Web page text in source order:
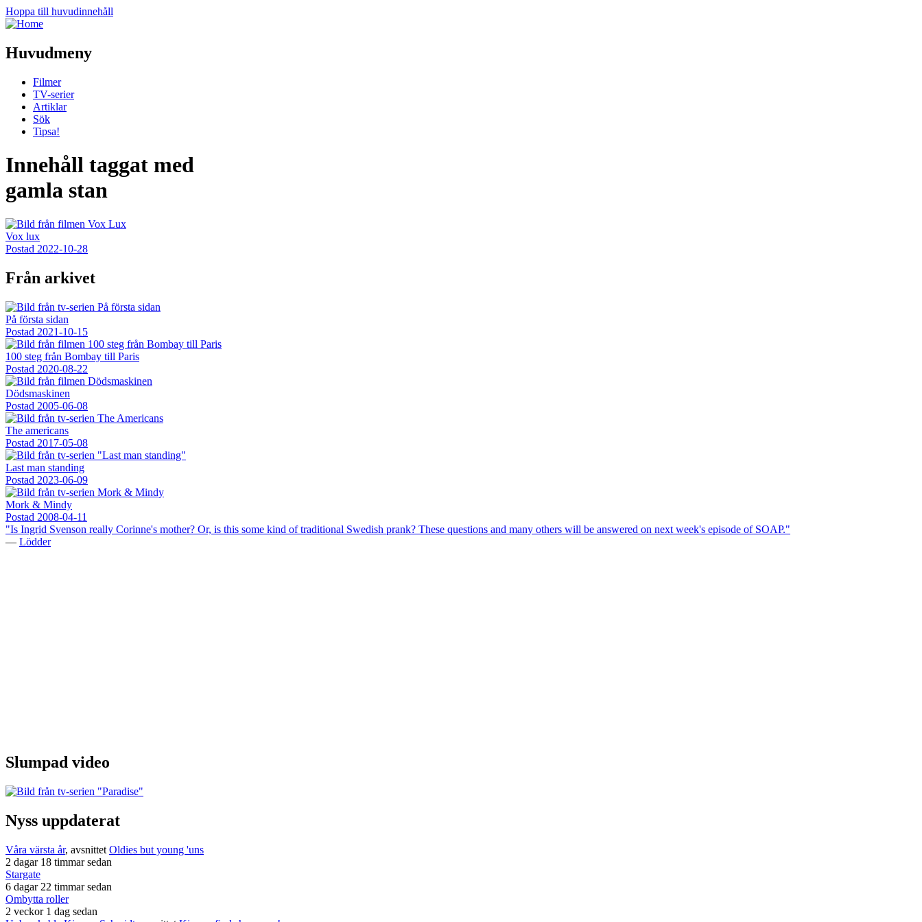
Hoppa till huvudinnehåll
Huvudmeny
Filmer
TV-serier
Artiklar
Sök
Tipsa!
Innehåll taggat med
gamla stan
Vox lux
Postad 2022-10-28
Från arkivet
På första sidan
Postad 2021-10-15
100 steg från Bombay till Paris
Postad 2020-08-22
Dödsmaskinen
Postad 2005-06-08
The americans
Postad 2017-05-08
Last man standing
Postad 2023-06-09
Mork & Mindy
Postad 2008-04-11
"Is Ingrid Svenson really Corinne's mother? Or, is this some kind of traditional Swedish prank? These questions and many others will be answered on next week's episode of SOAP."
— Lödder
Slumpad video
Nyss uppdaterat
Våra värsta år, avsnittet Oldies but young 'uns
2 dagar 18 timmar sedan
Stargate
6 dagar 22 timmar sedan
Ombytta roller
2 veckor 1 dag sedan